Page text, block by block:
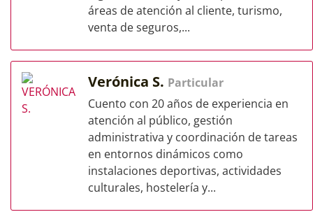
áreas de atención al cliente, turismo,
venta de seguros,...
Verónica S. Particular
Cuento con 20 años de experiencia en
atención al público, gestión
administrativa y coordinación de tareas
en entornos dinámicos como
instalaciones deportivas, actividades
culturales, hostelería y...